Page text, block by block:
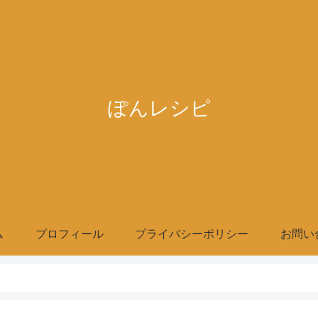
ぽんレシピ
プロフィール プライバシーポリシー お問い